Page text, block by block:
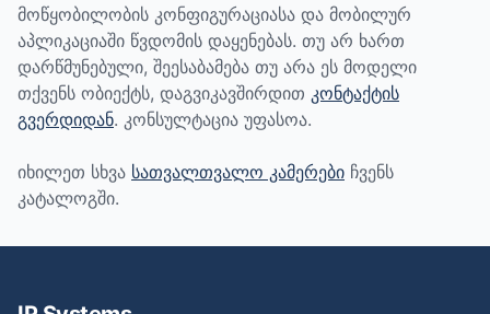
მოწყობილობის კონფიგურაციასა და მობილურ
აპლიკაციაში წვდომის დაყენებას. თუ არ ხართ
დარწმუნებული, შეესაბამება თუ არა ეს მოდელი
თქვენს ობიექტს, დაგვიკავშირდით კონტაქტის
გვერდიდან. კონსულტაცია უფასოა.
იხილეთ სხვა სათვალთვალო კამერები ჩვენს
კატალოგში.